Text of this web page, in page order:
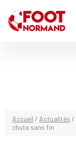
Accueil / Actualités /
chute sans fin